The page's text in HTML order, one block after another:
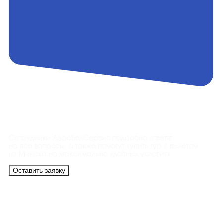
Оставить заявку